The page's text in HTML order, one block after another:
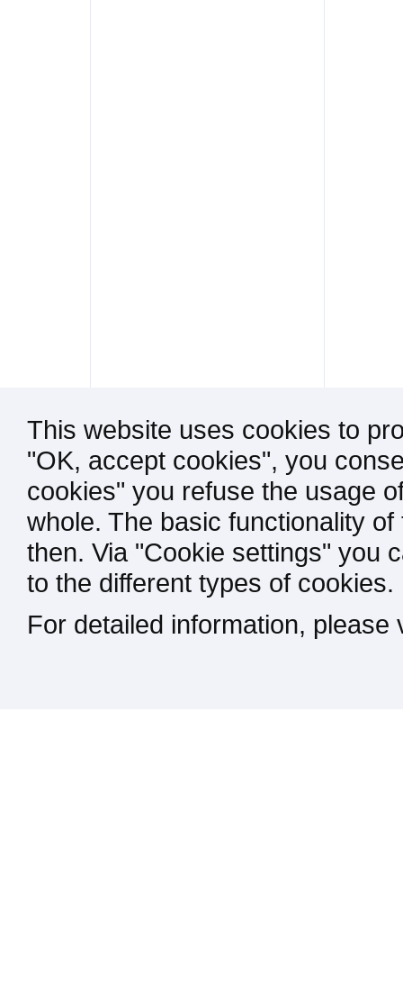
This website uses cookies to
"OK, accept cookies", you
cookies" you refuse the usage
whole. The basic functionality
then. Via "Cookie settings" you
to the different types of cookies.
For detailed information,